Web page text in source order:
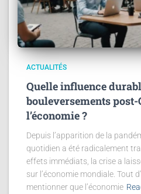
ACTUALITÉS
Quelle influence
bouleversements
l’économie ?
Depuis l’apparition de la
quotidien a été radicalement
effets immédiats, la crise a
sur l’économie mondiale. Tout
mentionner que l’économie